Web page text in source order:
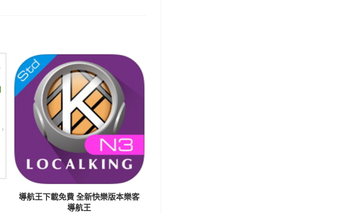
導航王下載免費 全新快樂版本樂客
導航王